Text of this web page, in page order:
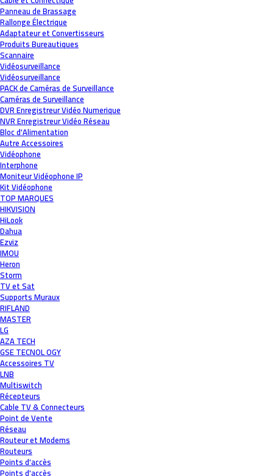
Panneau de Brassage
Rallonge Électrique
Adaptateur et Convertisseurs
Produits Bureautiques
Scannaire
Vidéosurveillance
Vidéosurveillance
PACK de Caméras de Surveillance
Caméras de Surveillance
DVR Enregistreur Vidéo Numerique
NVR Enregistreur Vidéo Réseau
Bloc d'Alimentation
Autre Accessoires
Vidéophone
Interphone
Moniteur Vidéophone IP
Kit Vidéophone
TOP MARQUES
HIKVISION
HiLook
Dahua
Ezviz
IMOU
Heron
Storm
TV et Sat
Supports Muraux
RIFLAND
MASTER
LG
AZA TECH
GSE TECNOL OGY
Accessoires TV
LNB
Multiswitch
Récepteurs
Cable TV & Connecteurs
Point de Vente
Réseau
Routeur et Modems
Routeurs
Points d'accès